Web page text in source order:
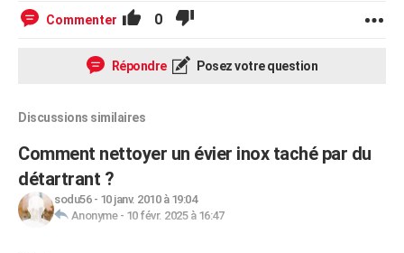
Commenter 0
Répondre Posez votre question
Discussions similaires
Comment nettoyer un évier inox taché par du
détartrant ?
sodu56- 10 janv. 2010 à 19:04
Anonyme- 10 févr. 2025 à 16:47